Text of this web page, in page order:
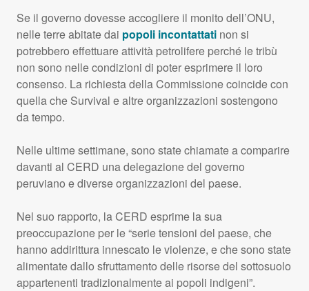
Se il governo dovesse accogliere il monito dell’ONU,
nelle terre abitate dai popoli incontattati non si
potrebbero effettuare attività petrolifere perché le tribù
non sono nelle condizioni di poter esprimere il loro
consenso. La richiesta della Commissione coincide con
quella che Survival e altre organizzazioni sostengono
da tempo.
Nelle ultime settimane, sono state chiamate a comparire
davanti al CERD una delegazione del governo
peruviano e diverse organizzazioni del paese.
Nel suo rapporto, laCERD esprime la sua
preoccupazione per le “serie tensioni del paese, che
hanno addirittura innescato le violenze, e che sono state
alimentate dallo sfruttamento delle risorse del sottosuolo
appartenenti tradizionalmente ai popoli indigeni”.